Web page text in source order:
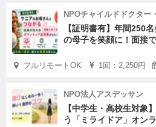
NPOチャイルドドクター
【証明書有】年間250
の母子を笑顔に！面接
フルリモートOK 1回：2,250円
NPO法人アスデッサン
【中学生・高校生対象
う「ミライドア」オン